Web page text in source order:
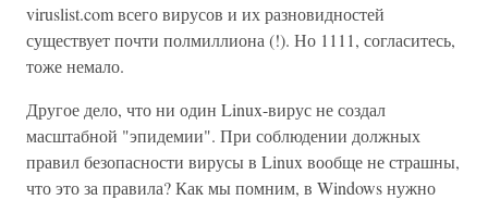
viruslist.com всего вирусов и их разновидностей
существует почти полмиллиона (!). Но 1111, согласитесь,
тоже немало.
Другое дело, что ни один Linux-вирус не создал
масштабной "эпидемии". При соблюдении должных
правил безопасности вирусы в Linux вообще не страшны,
что это за правила? Как мы помним, в Windows нужно